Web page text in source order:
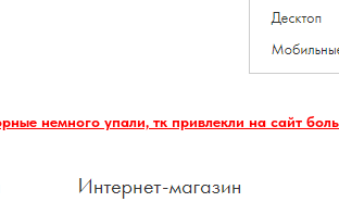
немного упали, тк привлекли на сайт